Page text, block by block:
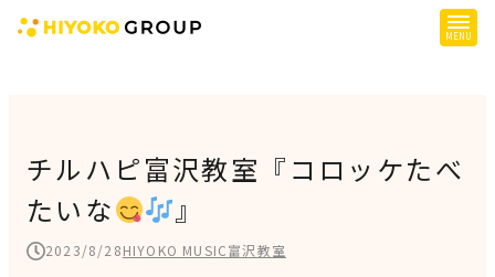
提供サービス
子育て支援
障がい児支援
チルハピ富沢教室『コロッケたべ
たいな
』
2023/8/28HIYOKO MUSIC富沢教室